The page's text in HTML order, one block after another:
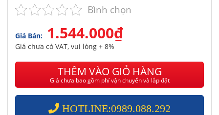
Bình chọn
Giá Bán: 1.544.000₫
Giá chưa có VAT, vui lòng + 8%
THÊM VÀO GIỎ HÀNG
Giá chưa bao gồm phí vận chuyển và lắp đặt
HOTLINE:0989.088.292